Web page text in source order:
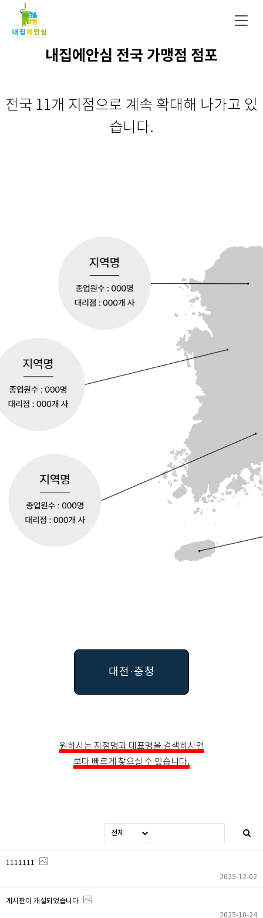
내집에안심 전국 가맹점 점포
전국 11개 지점으로 계속 확대해 나가고 있
습니다.
대전·충청
원하시는 지점명과 대표명을 검색하시면
보다 빠르게 찾으실 수 있습니다.
1111111
2025-12-02
게시판이 개설되었습니다
2025-10-24